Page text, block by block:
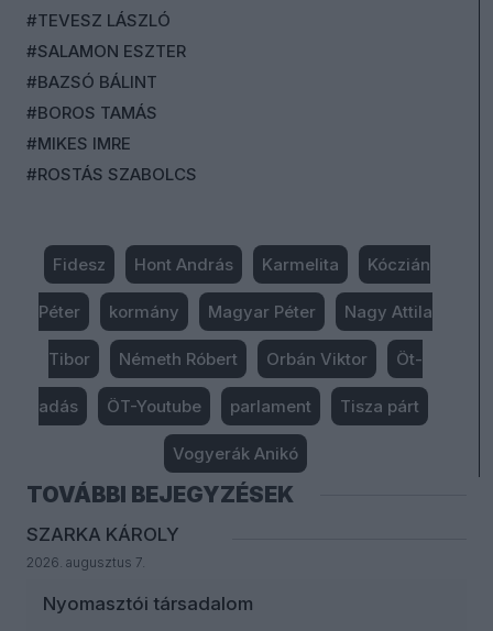
#TEVESZ LÁSZLÓ
#SALAMON ESZTER
#BAZSÓ BÁLINT
#BOROS TAMÁS
#MIKES IMRE
#ROSTÁS SZABOLCS
Fidesz Hont András Karmelita Kóczián
Péter kormány Magyar Péter Nagy Attila
Tibor Németh Róbert Orbán Viktor Öt-
adás ÖT-Youtube parlament Tisza párt
Vogyerák Anikó
TOVÁBBI BEJEGYZÉSEK
SZARKA KÁROLY
2026. augusztus 7.
Nyomasztói társadalom